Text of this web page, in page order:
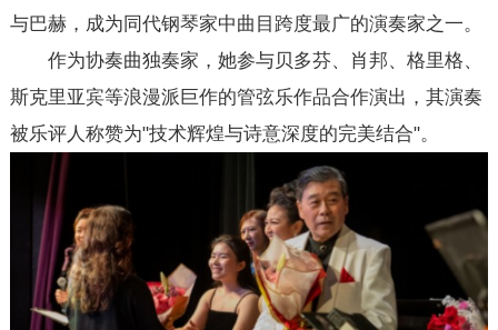
与巴赫，成为同代钢琴家中曲目跨度最广的演奏家之一。
作为协奏曲独奏家，她参与贝多芬、肖邦、格里格、
斯克里亚宾等浪漫派巨作的管弦乐作品合作演出，其演奏
被乐评人称赞为"技术辉煌与诗意深度的完美结合"。